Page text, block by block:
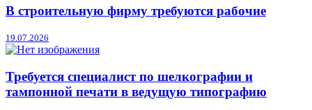
В строительную фирму требуются рабочие
19.07.2026
Требуется специалист по шелкографии и
тампонной печати в ведущую типографию